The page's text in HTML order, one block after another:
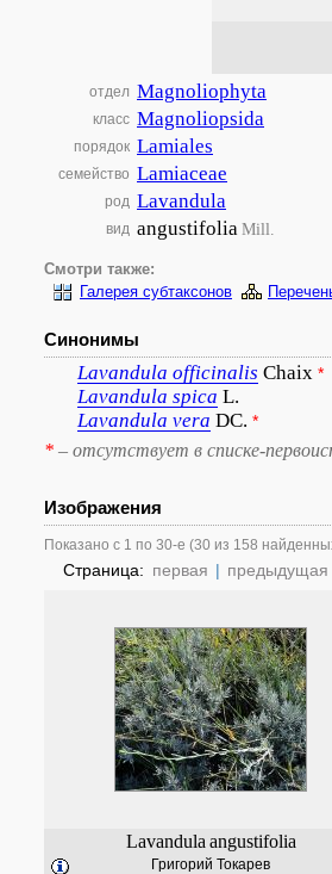
отдел Magnoliophyta
класс Magnoliopsida
порядок Lamiales
семейство Lamiaceae
род Lavandula
вид angustifoliaMill.
Смотри также:
Галерея субтаксонов
Синонимы
Lavandula officinalis Chaix *
Lavandula spica L.
Lavandula vera DC. *
* – отсутствует в списке-
Изображения
Показано с 1 по 30-е (30 из 158
Страница: первая | предыдущая
Lavandula angustifolia
Григорий Токарев